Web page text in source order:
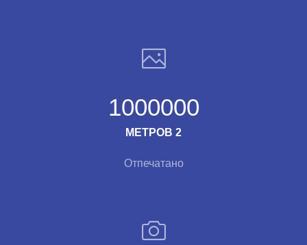
1000000
МЕТРОВ 2
Отпечатано